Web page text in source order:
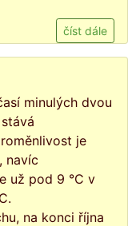
číst dále
minulých dvou
je
navíc
už pod 9 °C v
na konci října